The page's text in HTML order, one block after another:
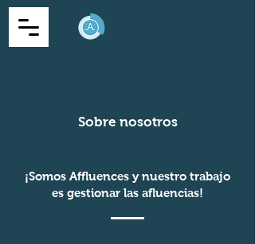
Sobre nosotros
¡Somos Affluences y nuestro trabajo
es gestionar las afluencias!